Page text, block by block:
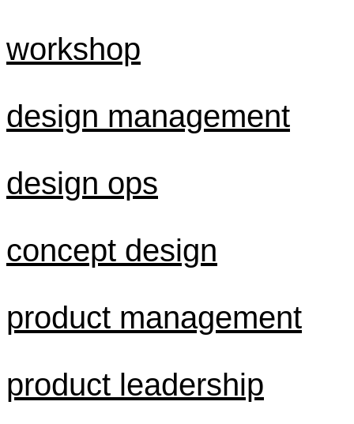
workshop
design management
design ops
concept design
product management
product leadership